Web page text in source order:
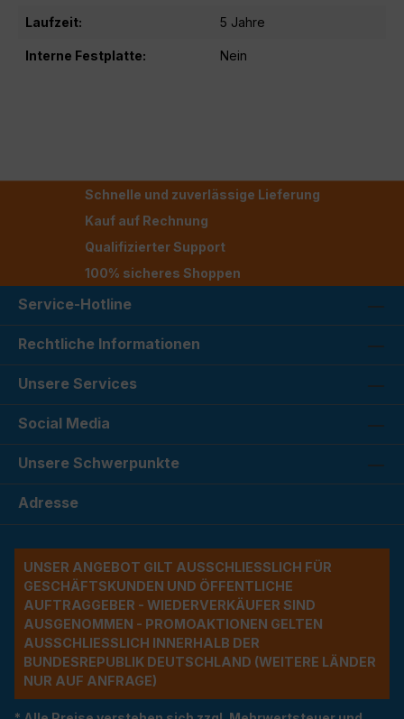
Laufzeit: 5 Jahre
Interne Festplatte: Nein
Schnelle und zuverlässige Lieferung
Kauf auf Rechnung
Qualifizierter Support
100% sicheres Shoppen
Service-Hotline
Rechtliche Informationen
Unsere Services
Social Media
Unsere Schwerpunkte
Adresse
UNSER ANGEBOT GILT AUSSCHLIESSLICH FÜR G
ESCHÄFTSKUNDEN UND ÖFFENTLICHE A
UFTRAGGEBER - WIEDERVERKÄUFER SIND A
USGENOMMEN - PROMOAKTIONEN GELTEN A
USSCHLIESSLICH INNERHALB DER BU
NDESREPUBLIK DEUTSCHLAND (WEITERE LÄNDER NU
R AUF ANFRAGE)